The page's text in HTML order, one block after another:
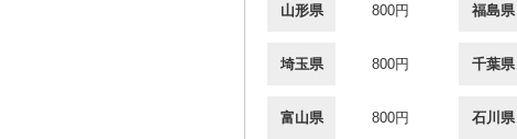
山形県 800円 福島県
埼玉県 800円 千葉県
富山県 800円 石川県